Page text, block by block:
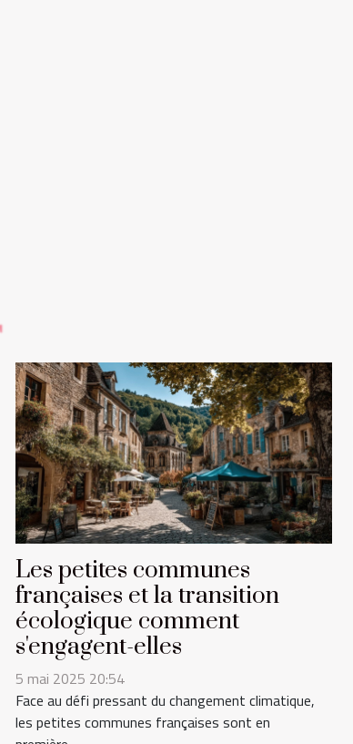
Les petites communes
françaises et la transition
écologique comment
s'engagent-elles
5 mai 2025 20:54
Face au défi pressant du changement climatique,
les petites communes françaises sont en